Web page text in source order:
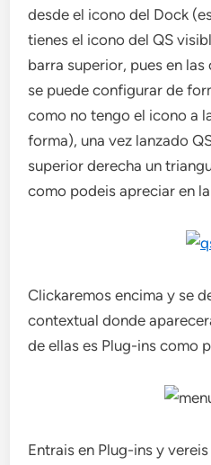
desde el icono del Dock
tienes el icono del QS
barra superior, pues en
se puede configurar de
como no tengo el icono a
forma), una vez lanzado
superior derecha un
como podeis apreciar en
Clickaremos encima y se
contextual donde
de ellas es Plug-ins como
Entrais en Plug-ins y